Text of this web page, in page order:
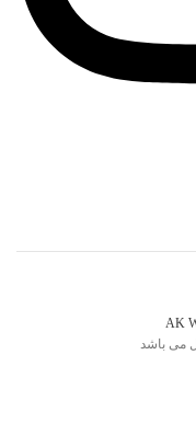
AK
می باشد